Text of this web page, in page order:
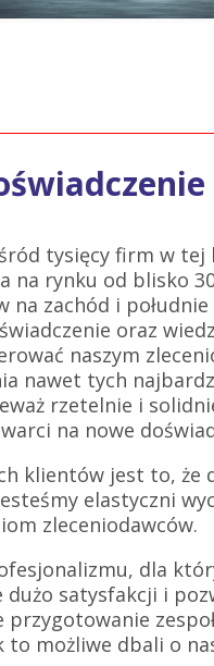
tysięcy firm w tej
na rynku od blisko
zachód i
oraz
naszym
nawet tych
rzetelnie i
na nowe
klientów jest to, że
elastyczni
zleceniodawców.
dla
satysfakcji i
to możliwe dbali o